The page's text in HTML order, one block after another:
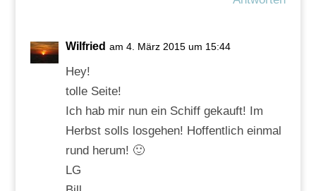
Wilfried am 4. März 2015 um 15:44
Hey!
tolle Seite!
Ich hab mir nun ein Schiff gekauft! Im
Herbst solls losgehen! Hoffentlich einmal
rund herum! 🙂
LG